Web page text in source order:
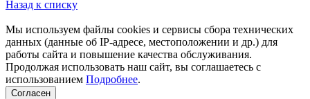
Назад к списку
Мы используем файлы cookies и сервисы сбора технических
данных (данные об IP-адресе, местоположении и др.) для
работы сайта и повышение качества обслуживания.
Продолжая использовать наш сайт, вы соглашаетесь с
использованием Подробнее.
Согласен